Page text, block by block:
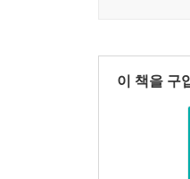
이 책을 구